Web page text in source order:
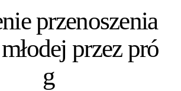
przenoszenia
przez pró
g
PHOTO WORKS
VIDEO WORKS